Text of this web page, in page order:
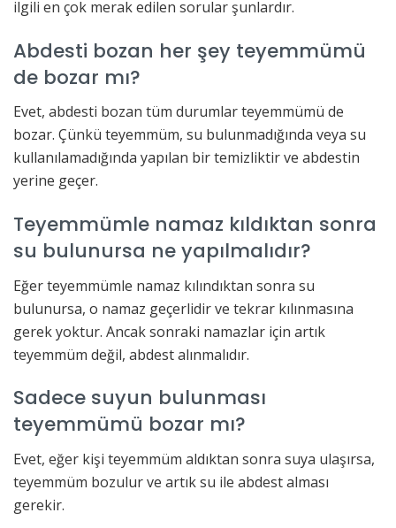
ilgili en çok merak edilen sorular şunlardır.
Abdesti bozan her şey teyemmümü
de bozar mı?
Evet, abdesti bozan tüm durumlar teyemmümü de
bozar. Çünkü teyemmüm, su bulunmadığında veya su
kullanılamadığında yapılan bir temizliktir ve abdestin
yerine geçer.
Teyemmümle namaz kıldıktan sonra
su bulunursa ne yapılmalıdır?
Eğer teyemmümle namaz kılındıktan sonra su
bulunursa, o namaz geçerlidir ve tekrar kılınmasına
gerek yoktur. Ancak sonraki namazlar için artık
teyemmüm değil, abdest alınmalıdır.
Sadece suyun bulunması
teyemmümü bozar mı?
Evet, eğer kişi teyemmüm aldıktan sonra suya ulaşırsa,
teyemmüm bozulur ve artık su ile abdest alması
gerekir.